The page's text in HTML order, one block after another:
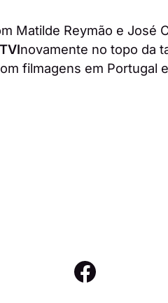
Matilde Reymão e José
TVInovamente no topo da
filmagens em Portugal